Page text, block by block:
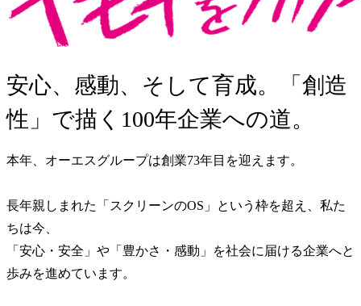
安心、感動、そして育成。「創造
性」で描く100年企業への道。
本年、オーエスグループは創業73年目を迎えます。
長年親しまれた「スクリーンのOS」という枠を超え、私た
ちは今、
「安心・安全」や「豊かさ・感動」を社会に届ける企業へと
歩みを進めています。